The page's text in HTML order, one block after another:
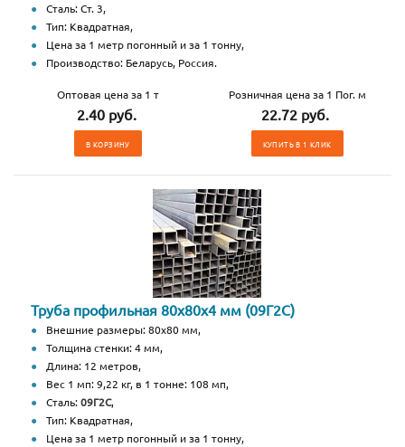
Сталь: Ст. 3,
Тип: Квадратная,
Цена за 1 метр погонный и за 1 тонну,
Производство: Беларусь, Россия.
Оптовая цена за 1 т
2.40 руб.
В КОРЗИНУ
Розничная цена за 1 Пог. м
22.72 руб.
КУПИТЬ В 1 КЛИК
Труба профильная 80х80х4 мм (09Г2С)
Внешние размеры: 80х80 мм,
Толщина стенки: 4 мм,
Длина: 12 метров,
Вес 1 мп: 9,22 кг, в 1 тонне: 108 мп,
Сталь:09Г2С,
Тип: Квадратная,
Цена за 1 метр погонный и за 1 тонну,